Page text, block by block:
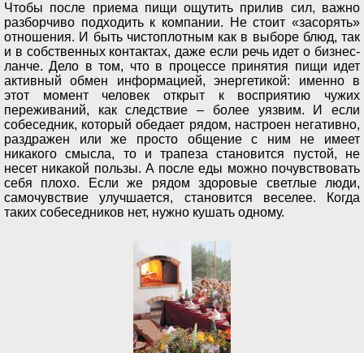
Чтобы после приема пищи ощутить прилив сил, важно
разборчиво подходить к компании. Не стоит «засорять»
отношения. И быть чистоплотным как в выборе блюд, так
и в собственных контактах, даже если речь идет о бизнес-
ланче. Дело в том, что в процессе принятия пищи идет
активный обмен информацией, энергетикой: именно в
этот момент человек открыт к восприятию чужих
переживаний, как следствие – более уязвим. И если
собеседник, который обедает рядом, настроен негативно,
раздражен или же просто общение с ним не имеет
никакого смысла, то и трапеза становится пустой, не
несет никакой пользы. А после еды можно почувствовать
себя плохо. Если же рядом здоровые светлые люди,
самочувствие улучшается, становится веселее. Когда
таких собеседников нет, нужно кушать одному.